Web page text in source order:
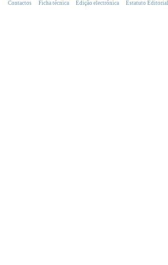
Contactos Ficha técnica Edição electrónica Estatuto Editorial